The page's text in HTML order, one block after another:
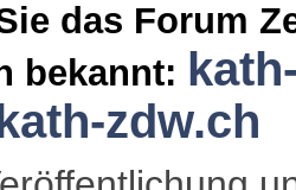
das Forum
bekannt:
zdw.ch